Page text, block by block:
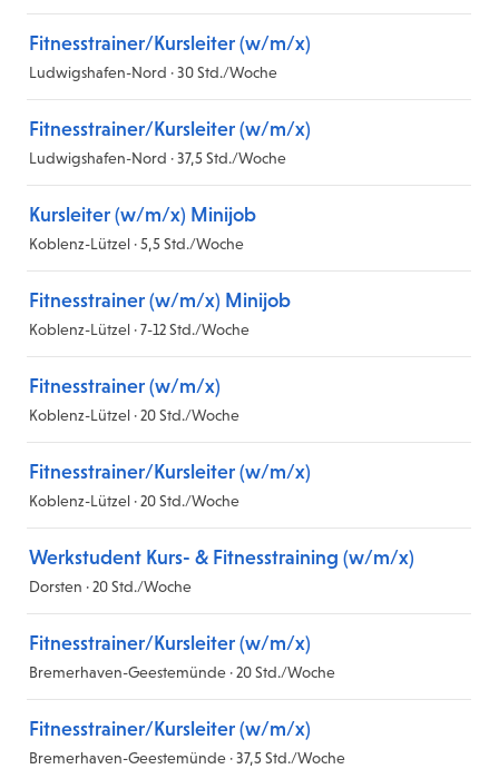
Fitnesstrainer/Kursleiter (w/m/x)
Ludwigshafen-Nord · 30 Std./Woche
Fitnesstrainer/Kursleiter (w/m/x)
Ludwigshafen-Nord · 37,5 Std./Woche
Kursleiter (w/m/x) Minijob
Koblenz-Lützel · 5,5 Std./Woche
Fitnesstrainer (w/m/x) Minijob
Koblenz-Lützel · 7-12 Std./Woche
Fitnesstrainer (w/m/x)
Koblenz-Lützel · 20 Std./Woche
Fitnesstrainer/Kursleiter (w/m/x)
Koblenz-Lützel · 20 Std./Woche
Werkstudent Kurs- & Fitnesstraining (w/m/x)
Dorsten · 20 Std./Woche
Fitnesstrainer/Kursleiter (w/m/x)
Bremerhaven-Geestemünde · 20 Std./Woche
Fitnesstrainer/Kursleiter (w/m/x)
Bremerhaven-Geestemünde · 37,5 Std./Woche